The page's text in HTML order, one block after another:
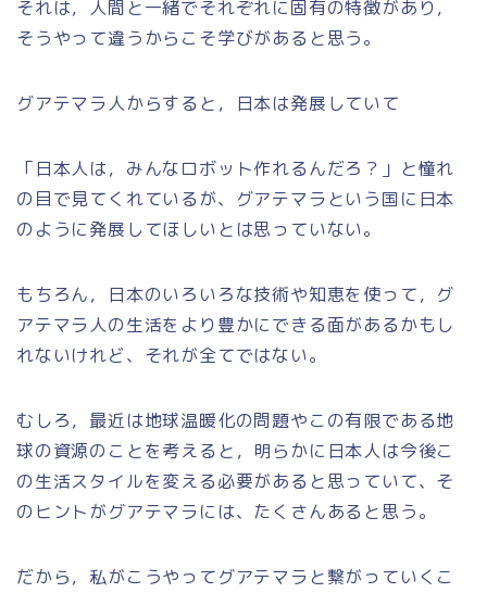
それは，人間と一緒でそれぞれに固有の特徴があり，
そうやって違うからこそ学びがあると思う。
グアテマラ人からすると，日本は発展していて
「日本人は，みんなロボット作れるんだろ？」と憧れ
の目で見てくれているが、グアテマラという国に日本
のように発展してほしいとは思っていない。
もちろん，日本のいろいろな技術や知恵を使って，グ
アテマラ人の生活をより豊かにできる面があるかもし
れないけれど、それが全てではない。
むしろ，最近は地球温暖化の問題やこの有限である地
球の資源のことを考えると，明らかに日本人は今後こ
の生活スタイルを変える必要があると思っていて、そ
のヒントがグアテマラには、たくさんあると思う。
だから，私がこうやってグアテマラと繋がっていくこ